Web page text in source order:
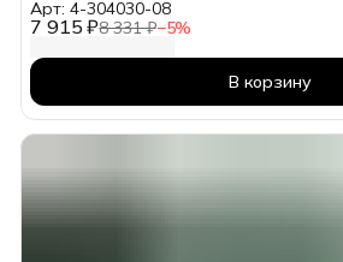
7 915 ₽8 331 ₽−5%
Арт: 4-304030-08
В корзину